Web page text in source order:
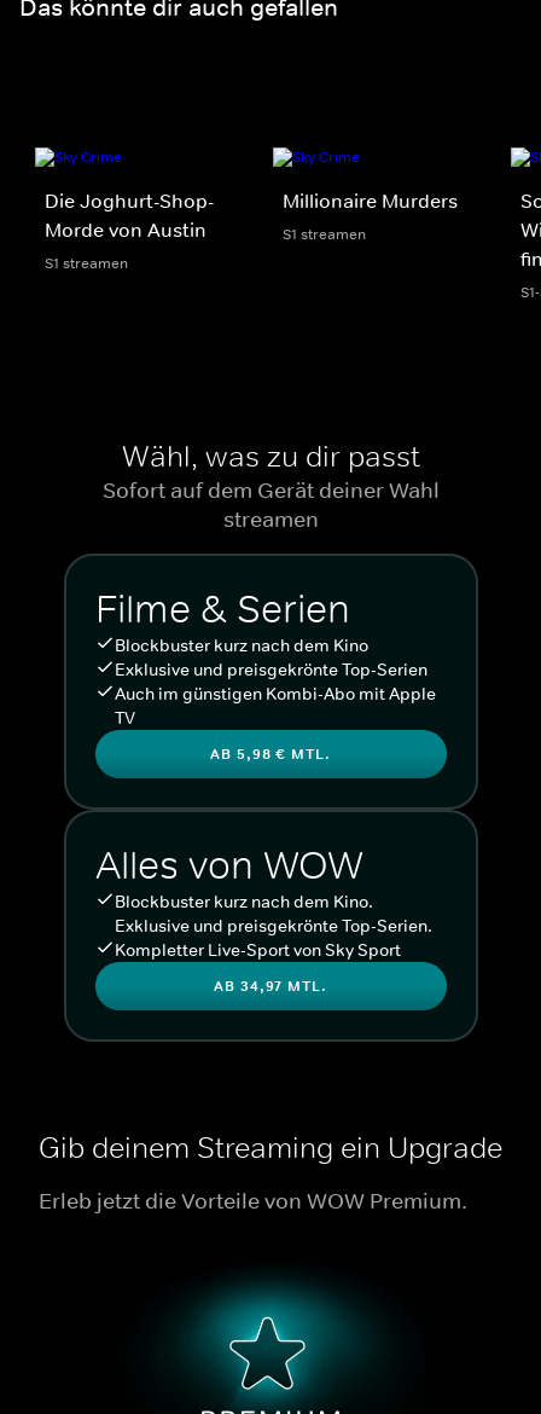
Das könnte dir auch gefallen
Die Joghurt-Shop-
Morde von Austin
S1 streamen
Millionaire Murders
S1 streamen
Wähl, was zu dir passt
Sofort auf dem Gerät deiner Wahl
streamen
Filme & Serien
Blockbuster kurz nach dem Kino
Exklusive und preisgekrönte Top-Serien
Auch im günstigen Kombi-Abo mit Apple
TV
AB 5,98 € MTL.
Alles von WOW
Blockbuster kurz nach dem Kino.
Exklusive und preisgekrönte Top-Serien.
Kompletter Live-Sport von Sky Sport
AB 34,97 MTL.
Gib deinem Streaming ein Upgrade
Erleb jetzt die Vorteile von WOW Premium.